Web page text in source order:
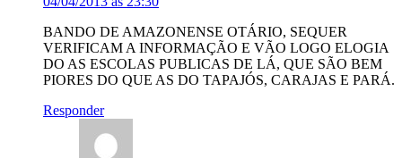
BANDO DE AMAZONENSE OTÁRIO, SEQUER
VERIFICAM A INFORMAÇÃO E VÃO LOGO ELOGIA
DO AS ESCOLAS PUBLICAS DE LÁ, QUE SÃO BEM
PIORES DO QUE AS DO TAPAJÓS, CARAJAS E PARÁ.
Responder